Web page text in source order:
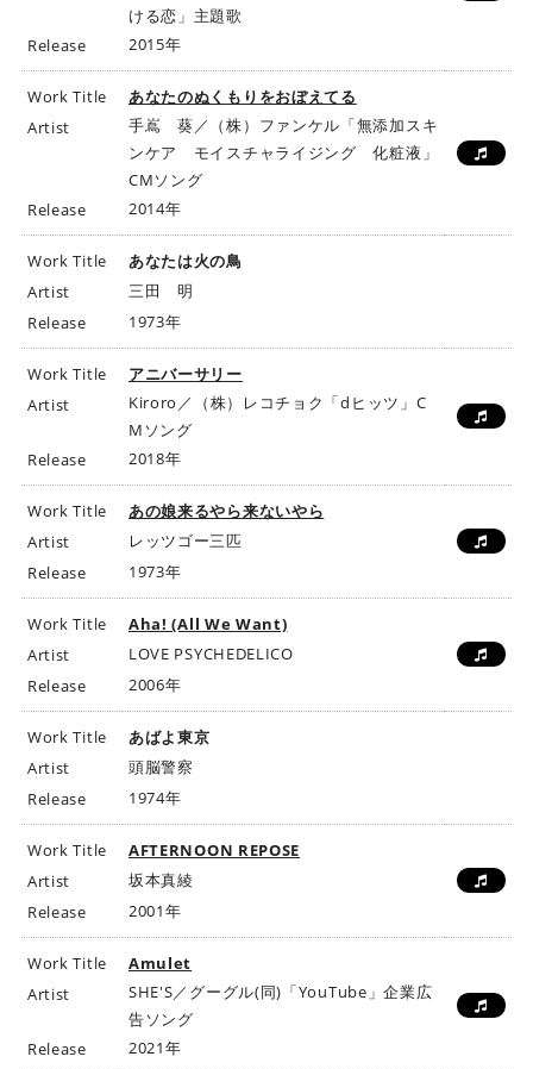
ける恋」主題歌
Release
2015年
Work Title
あなたのぬくもりをおぼえてる
Artist
手嶌 葵／（株）ファンケル「無添加スキ
ンケア モイスチャライジング 化粧液」
CMソング
Release
2014年
Work Title
あなたは火の鳥
Artist
三田 明
Release
1973年
Work Title
アニバーサリー
Artist
Kiroro／（株）レコチョク「dヒッツ」C
Mソング
Release
2018年
Work Title
あの娘来るやら来ないやら
Artist
レッツゴー三匹
Release
1973年
Work Title
Aha! (All We Want)
Artist
LOVE PSYCHEDELICO
Release
2006年
Work Title
あばよ東京
Artist
頭脳警察
Release
1974年
Work Title
AFTERNOON REPOSE
Artist
坂本真綾
Release
2001年
Work Title
Amulet
Artist
SHE'S／グーグル(同)「YouTube」企業広
告ソング
Release
2021年